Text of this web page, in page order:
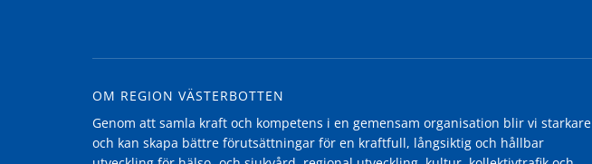
OM REGION VÄSTERBOTTEN
Genom att samla kraft och kompetens i en gemensam organisation blir vi starkare
och kan skapa bättre förutsättningar för en kraftfull, långsiktig och hållbar